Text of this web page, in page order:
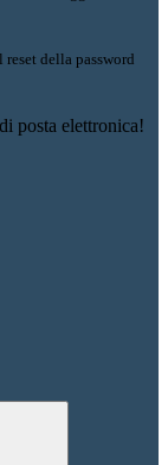
della password
posta elettronica!